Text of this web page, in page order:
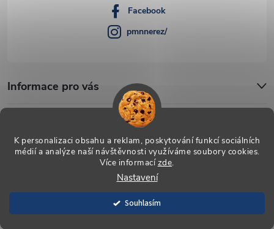
K personalizaci obsahu a reklam, poskytování funkcí sociálních
médií a analýze naší návštěvnosti využíváme soubory cookies.
Více informacízde.
Nastavení
Souhlasím
Facebook
pmnnerez/
Informace pro vás
Vytvořil Shoptet
PMN-nerez. Všechna práva vyhrazena.
nastavení cookies